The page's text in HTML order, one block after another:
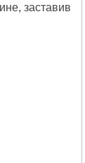
заставив